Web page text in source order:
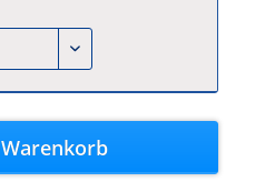
Warenkorb